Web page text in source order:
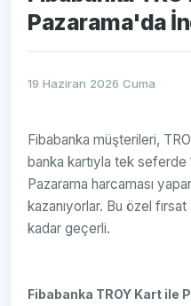
Pazarama'da
19 Haziran 2026 Cuma
Fibabanka müşterileri,
banka kartıyla tek seferde
Pazarama harcaması
kazanıyorlar. Bu özel
kadar geçerli.
Fibabanka TROY Kart ile